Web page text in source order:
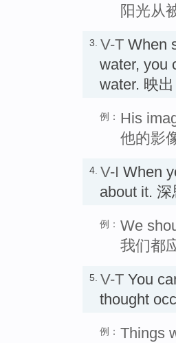
阳光从
3. V-T When
water, you
water. 映出
例： His
他的影
4. V-I When
about it. 深
例： We
我们都
5. V-T You
thought
例： Things